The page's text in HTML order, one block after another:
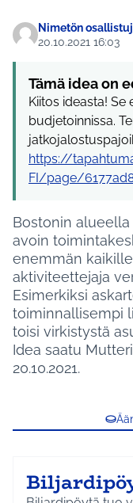
Nimetön
20.10.2021 16:03
Tämä idea on
Kiitos ideasta! Se
budjetoinnissa.
https://
FI/page/
Bostonin
avoin
enemmän
aktiviteettejaja
Esimerkiksi
toiminnallisempi
toisi virkistystä
Idea saatu
20.10.2021.